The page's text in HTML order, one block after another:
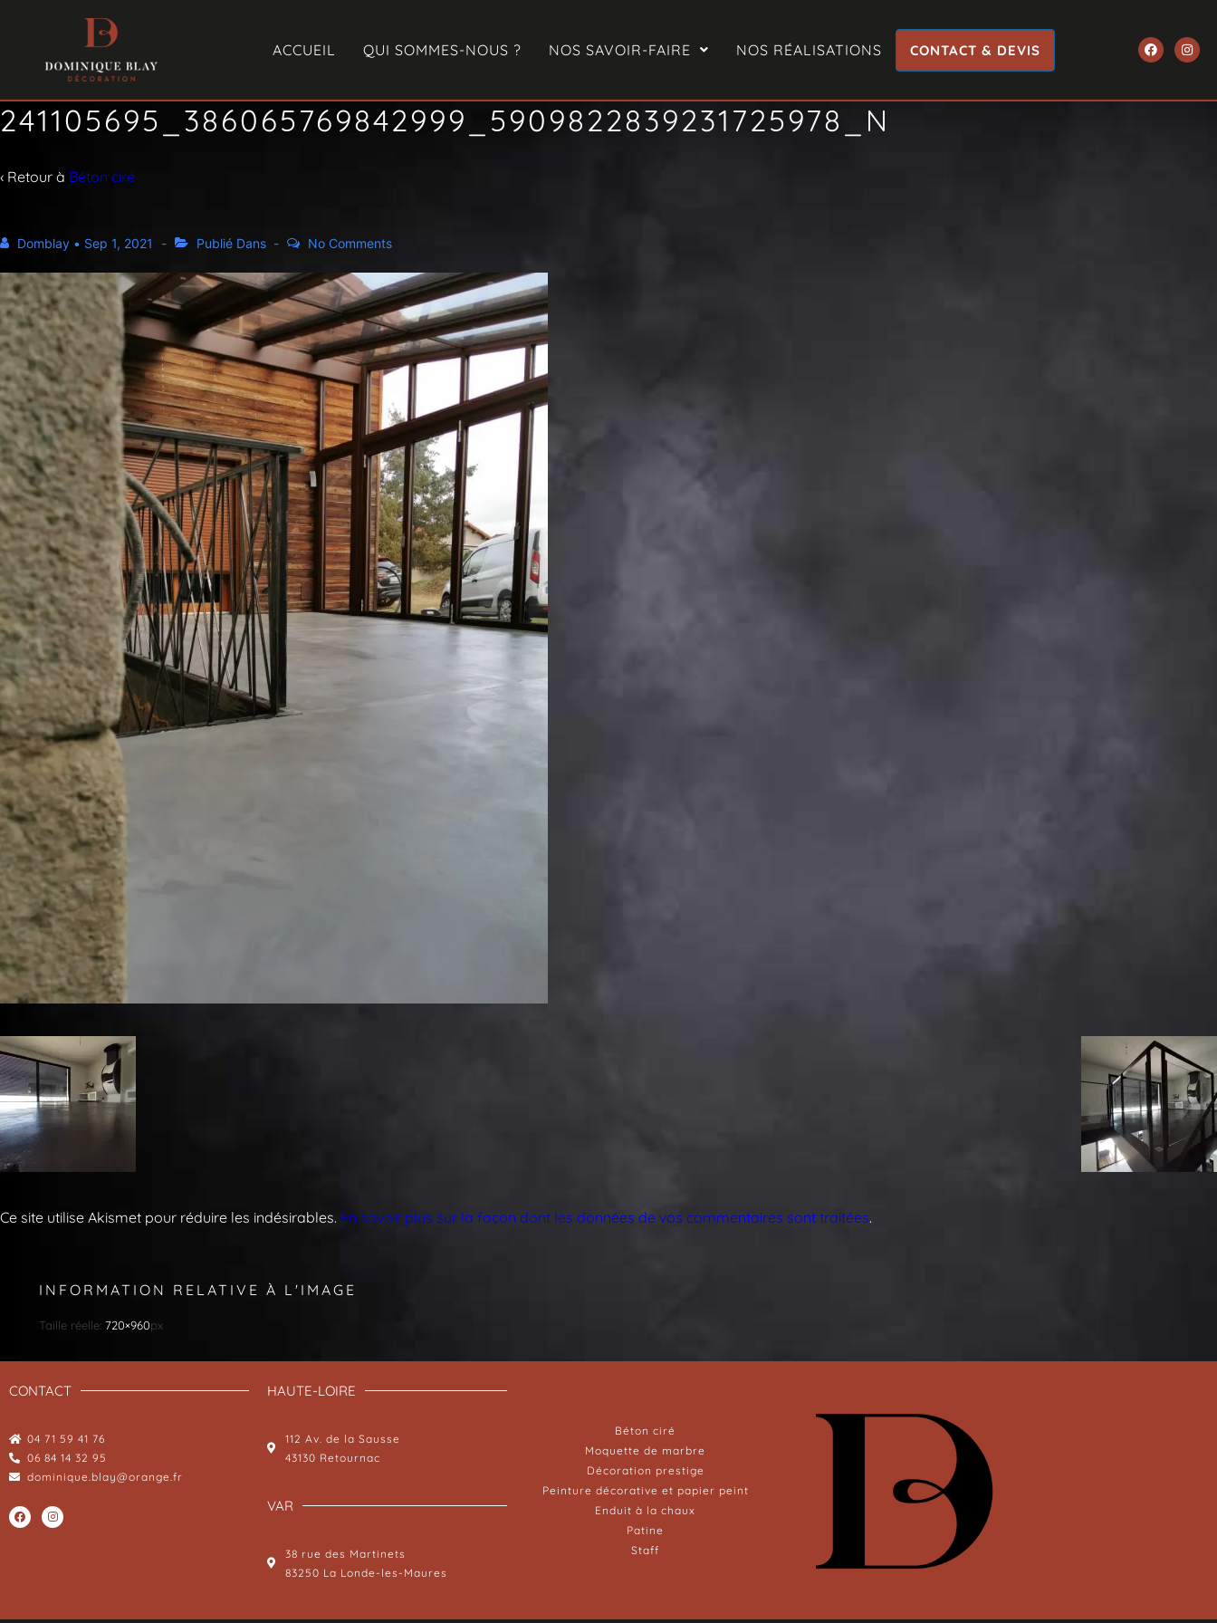
ACCUEIL QUI SOMMES-NOUS ? NOS SAVOIR-FAIRE NOS RÉALISATIONS CONTACT & DEVIS
241105695_386065769842999_5909822839231725978_N
‹ Retour à Béton ciré
Domblay • Sep 1, 2021 Publié Dans No Comments
Ce site utilise Akismet pour réduire les indésirables. En savoir plus sur la façon dont les données de vos commentaires sont traitées.
INFORMATION RELATIVE À L'IMAGE
Taille réelle: 720×960px
CONTACT
04 71 59 41 76
06 84 14 32 95
dominique.blay@orange.fr
HAUTE-LOIRE
112 Av. de la Sausse
43130 Retournac
VAR
38 rue des Martinets
83250 La Londe-les-Maures
Béton ciré
Moquette de marbre
Décoration prestige
Peinture décorative et papier peint
Enduit à la chaux
Patine
Staff